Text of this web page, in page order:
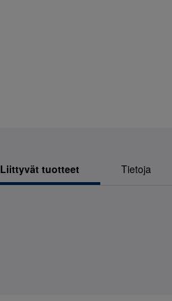
Liittyvät tuotteet Tietoja